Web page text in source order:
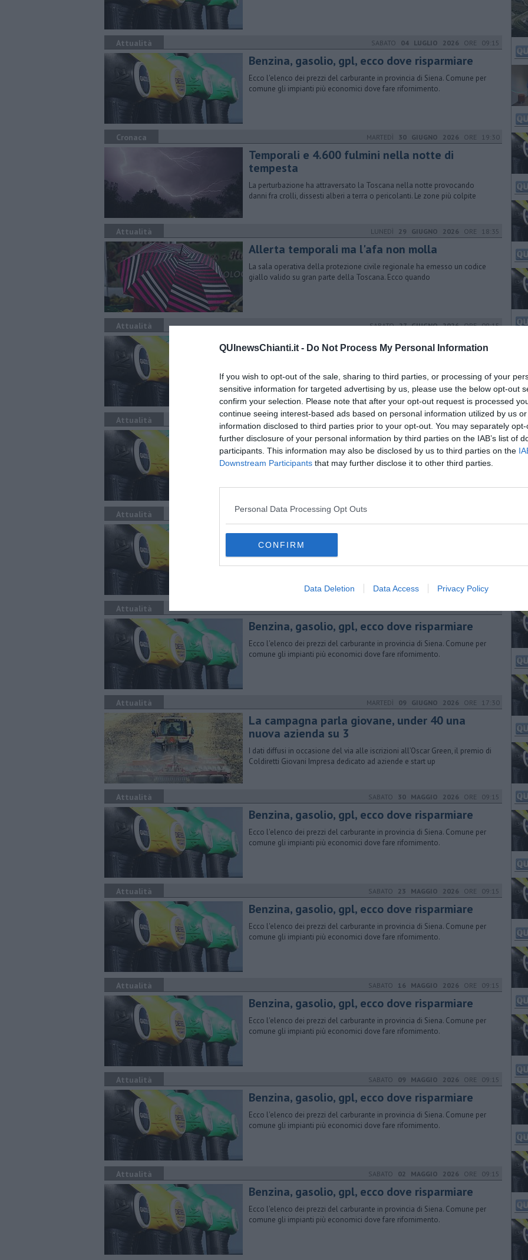
QUInewsChianti.it - Do Not Process My Personal Information
If you wish to opt-out of the sale, sharing to third parties, or processing of your
sensitive information for targeted advertising by us, please use the below opt-out
confirm your selection. Please note that after your opt-out request is processed
continue seeing interest-based ads based on personal information utilized by us
information disclosed to third parties prior to your opt-out. You may separately
further disclosure of your personal information by third parties on the IAB’s list of
participants. This information may also be disclosed by us to third parties on the
Downstream Participants that may further disclose it to other third parties.
Personal Data Processing Opt Outs
CONFIRM
Data Deletion Data Access Privacy Policy
Attualità SABATO 04 LUGLIO 2026 ORE 09:15
​Benzina, gasolio, gpl, ecco dove risparmiare
Ecco l'elenco dei prezzi del carburante in provincia di Siena. Comune per
comune gli impianti più economici dove fare rifornimento.
Cronaca MARTEDÌ 30 GIUGNO 2026 ORE 19:30
Temporali e 4.600 fulmini nella notte di
tempesta
La perturbazione ha attraversato la Toscana nella notte provocando
danni fra crolli, dissesti alberi a terra o pericolanti. Le zone più colpite
Attualità LUNEDÌ 29 GIUGNO 2026 ORE 18:35
Allerta temporali ma l'afa non molla
La sala operativa della protezione civile regionale ha emesso un codice
giallo valido su gran parte della Toscana. Ecco quando
Attualità SABATO27 GIUGNO 2026ORE 09:15
​Benzina, gasolio, gpl, ecco dove risparmiare
comune gli impianti più economici dove fare rifornimento.
Attualità SABATO
​Benzina, gasolio, gpl, ecco dove risparmiare
Ecco l'elenco dei prezzi del carburante in provincia di Siena. Comune per
comune gli impianti più economici dove fare rifornimento.
Attualità
​Benzina, gasolio, gpl, ecco dove risparmiare
Ecco l'elenco dei prezzi del carburante in provincia di Siena. Comune per
comune gli impianti più economici dove fare rifornimento.
Attualità
​Benzina, gasolio, gpl, ecco dove risparmiare
Ecco l'elenco dei prezzi del carburante in provincia di Siena. Comune per
comune gli impianti più economici dove fare rifornimento.
Attualità MARTEDÌ 09 GIUGNO 2026 ORE 17:30
La campagna parla giovane, under 40 una
nuova azienda su 3
I dati diffusi in occasione del via alle iscrizioni all’Oscar Green, il premio di
Coldiretti Giovani Impresa dedicato ad aziende e start up
Attualità SABATO 30 MAGGIO 2026 ORE 09:15
​Benzina, gasolio, gpl, ecco dove risparmiare
Ecco l'elenco dei prezzi del carburante in provincia di Siena. Comune per
comune gli impianti più economici dove fare rifornimento.
Attualità SABATO 23 MAGGIO 2026 ORE 09:15
​Benzina, gasolio, gpl, ecco dove risparmiare
Ecco l'elenco dei prezzi del carburante in provincia di Siena. Comune per
comune gli impianti più economici dove fare rifornimento.
Attualità SABATO 16 MAGGIO 2026 ORE 09:15
​Benzina, gasolio, gpl, ecco dove risparmiare
Ecco l'elenco dei prezzi del carburante in provincia di Siena. Comune per
comune gli impianti più economici dove fare rifornimento.
Attualità SABATO 09 MAGGIO 2026 ORE 09:15
​Benzina, gasolio, gpl, ecco dove risparmiare
Ecco l'elenco dei prezzi del carburante in provincia di Siena. Comune per
comune gli impianti più economici dove fare rifornimento.
Attualità SABATO 02 MAGGIO 2026 ORE 09:15
​Benzina, gasolio, gpl, ecco dove risparmiare
Ecco l'elenco dei prezzi del carburante in provincia di Siena. Comune per
comune gli impianti più economici dove fare rifornimento.